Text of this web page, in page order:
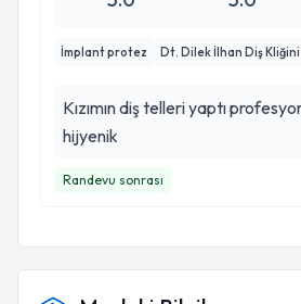
İmplant protez Dt. Dilek İlhan Diş Kliğini
Kızımın diş telleri yaptı profesyonel gerçekten.
hijyenik
Randevu sonrası